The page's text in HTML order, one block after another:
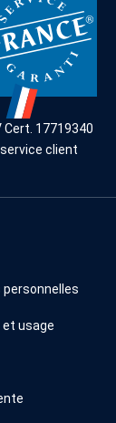
Cert. 17719340
service client
et usage